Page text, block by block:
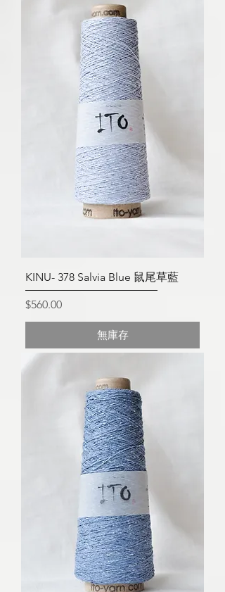
KINU- 378 Salvia Blue 鼠尾草藍
價格
$560.00
無庫存